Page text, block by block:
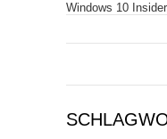
Windows 10